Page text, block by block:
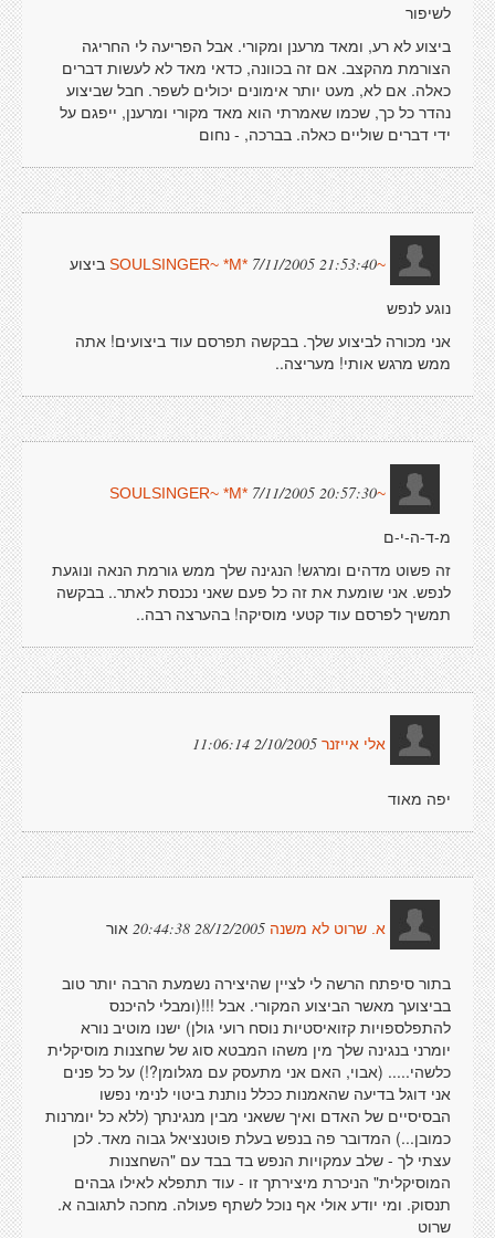
לשיפור
ביצוע לא רע, ומאד מרענן ומקורי. אבל הפריעה לי החריגה
הצורמת מהקצב. אם זה בכוונה, כדאי מאד לא לעשות דברים
כאלה. אם לא, מעט יותר אימונים יכולים לשפר. חבל שביצוע
נהדר כל כך, שכמו שאמרתי הוא מאד מקורי ומרענן, ייפגם על
ידי דברים שוליים כאלה. בברכה, - נחום
~SOULSINGER~ *M*
7/11/2005 21:53:40
ביצוע
נוגע לנפש
אני מכורה לביצוע שלך. בבקשה תפרסם עוד ביצועים! אתה
ממש מרגש אותי! מעריצה..
~SOULSINGER~ *M*
7/11/2005 20:57:30
מ-ד-ה-י-ם
זה פשוט מדהים ומרגש! הנגינה שלך ממש גורמת הנאה ונוגעת
לנפש. אני שומעת את זה כל פעם שאני נכנסת לאתר.. בבקשה
תמשיך לפרסם עוד קטעי מוסיקה! בהערצה רבה..
אלי אייזנר 2/10/2005 11:06:14
יפה מאוד
א. שרוט לא משנה 28/12/2005 20:44:38 אור
בתור סיפתח הרשה לי לציין שהיצירה נשמעת הרבה יותר טוב
בביצועך מאשר הביצוע המקורי. אבל !!!(ומבלי להיכנס
להתפלספויות קזואיסטיות נוסח רועי גולן) ישנו מוטיב נורא
יומרני בנגינה שלך מין משהו המבטא סוג של שחצנות מוסיקלית
כלשהי..... (אבוי, האם אני מתעסק עם מגלומן?!) על כל פנים
אני דוגל בדיעה שהאמנות ככלל נותנת ביטוי לנימי נפשו
הבסיסיים של האדם ואיך ששאני מבין מנגינתך (ללא כל יומרנות
כמובן...) המדובר פה בנפש בעלת פוטנציאל גבוה מאד. לכן
עצתי לך - שלב עמקויות הנפש בד בבד עם "השחצנות
המוסיקלית" הניכרת מיצירתך זו - עוד תתפלא לאילו גבהים
תנסוק. ומי יודע אולי אף נוכל לשתף פעולה. מחכה לתגובה א.
שרוט